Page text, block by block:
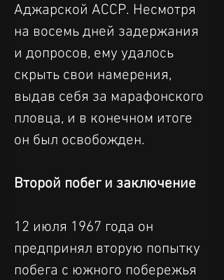
Аджарской АССР. Несмотря
на восемь дней задержания
и допросов, ему удалось
скрыть свои намерения,
выдав себя за марафонского
пловца, и в конечном итоге
он был освобожден.
Второй побег и заключение
12 июля 1967 года он
предпринял вторую попытку
побега с южного побережья